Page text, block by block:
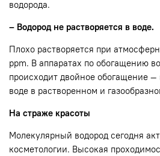
водорода.
– Водород не растворяется в воде.
Плохо растворяется при
ppm. В аппаратах по обогащению
происходит двойное обогащение —
воде в растворенном и
На страже красоты
Молекулярный водород сегодня
косметологии. Высокая